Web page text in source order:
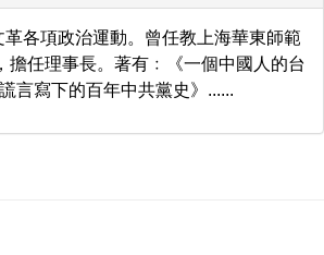
各項政治運動。曾任教上海華東師範
任理事長。著有﹕《一個中國人的台
言寫下的百年中共黨史》......